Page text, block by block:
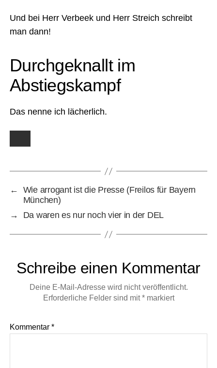
Und bei Herr Verbeek und Herr Streich schreibt
man dann!
Durchgeknallt im
Abstiegskampf
Das nenne ich lächerlich.
←
Wie arrogant ist die Presse (Freilos für Bayern
München)
→
Da waren es nur noch vier in der DEL
Schreibe einen Kommentar
Deine E-Mail-Adresse wird nicht veröffentlicht.
Erforderliche Felder sind mit*markiert
Kommentar *